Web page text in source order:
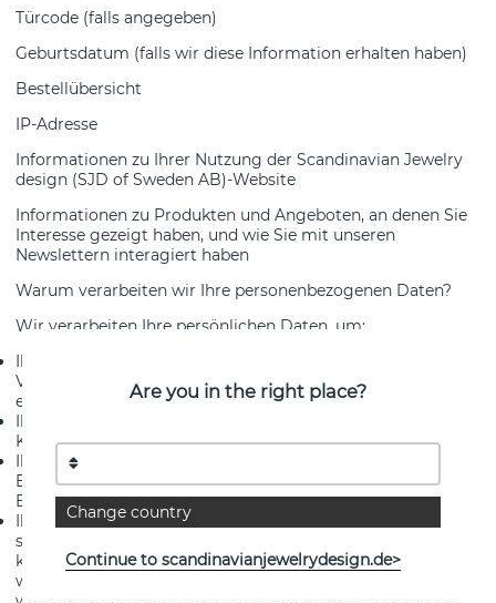
Türcode (falls angegeben)
Geburtsdatum (falls wir diese Information erhalten haben)
Bestellübersicht
IP-Adresse
Informationen zu Ihrer Nutzung der Scandinavian Jewelry
design (SJD of Sweden AB)-Website
Informationen zu Produkten und Angeboten, an denen Sie
Interesse gezeigt haben, und wie Sie mit unseren
Newslettern interagiert haben
Warum verarbeiten wir Ihre personenbezogenen Daten?
Wir verarbeiten Ihre persönlichen Daten, um:
Ihnen Waren und Dienstleistungen anzubieten und unsere
Verpflichtungen im Zusammenhang mit Ihrem Kauf zu
erfüllen.
Ihnen als Kunde zu helfen, wenn Sie sich an unseren
Kundenservice wenden.
Ihnen relevante und attraktive Angebote zu geben und Ihre
Erfahrungen als Nutzer unserer Webseite zu verbessern (z.
B. wenn Sie eine Bestellung aufgeben).
Ihnen relevantes Marketing in Form von service-
spezifischen E-Mails und Newslettern zu schicken. Sie
können Ihre Zustimmung zum Newsletter jederzeit
widerrufen, indem Sie uns unter der E-Mail-Adresse
Are you in the right place?
Change country
Continue to scandinavianjewelrydesign.de>